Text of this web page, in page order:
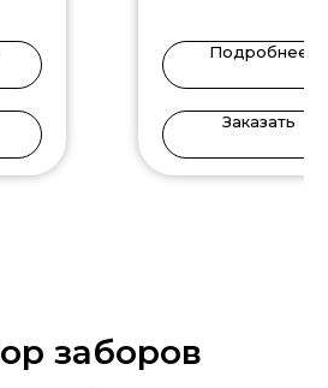
Подробнее
Заказать
заборов